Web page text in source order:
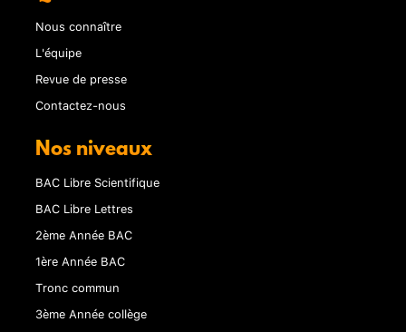
Nous connaître
L'équipe
Revue de presse
Contactez-nous
Nos niveaux
BAC Libre Scientifique
BAC Libre Lettres
2ème Année BAC
1ère Année BAC
Tronc commun
3ème Année collège